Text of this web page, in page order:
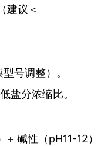
建议＜
号调整）。
盐分浓缩比。
碱性（pH11-12）